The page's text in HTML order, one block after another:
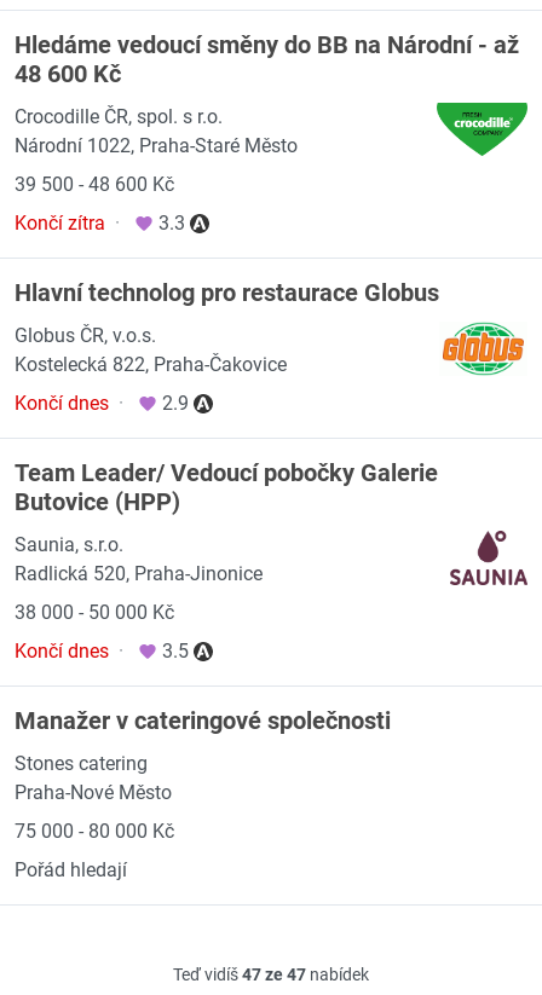
Hledáme vedoucí směny do BB na Národní - až
48 600 Kč
Crocodille ČR, spol. s r.o.
Národní 1022, Praha-Staré Město
39 500 - 48 600 Kč
Končí zítra · 3.3
Hlavní technolog pro restaurace Globus
Globus ČR, v.o.s.
Kostelecká 822, Praha-Čakovice
Končí dnes · 2.9
Team Leader/ Vedoucí pobočky Galerie
Butovice (HPP)
Saunia, s.r.o.
Radlická 520, Praha-Jinonice
38 000 - 50 000 Kč
Končí dnes · 3.5
Manažer v cateringové společnosti
Stones catering
Praha-Nové Město
75 000 - 80 000 Kč
Pořád hledají
Teď vidíš47 ze 47 nabídek